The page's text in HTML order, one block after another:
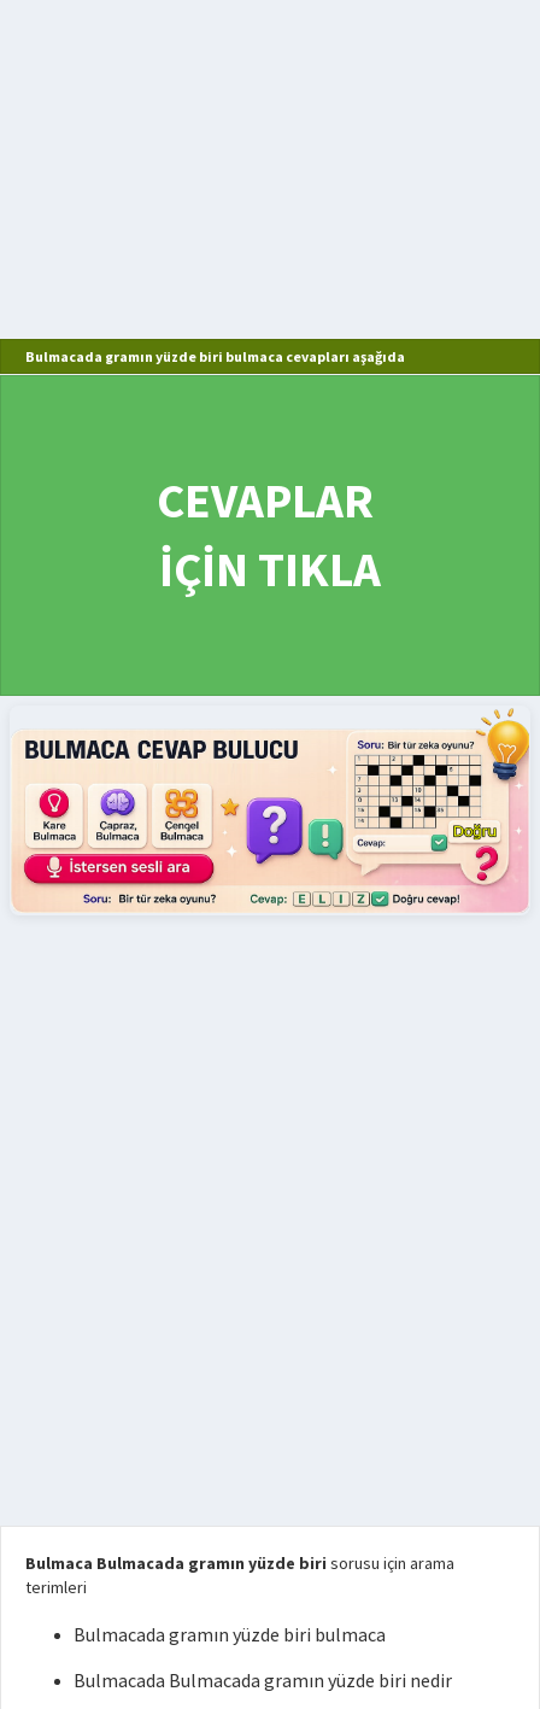
Bulmacada gramın yüzde biri bulmaca cevapları aşağıda
CEVAPLAR
İÇİN TIKLA
Bulmaca Bulmacada gramın yüzde biri sorusu için arama
terimleri
Bulmacada gramın yüzde biri bulmaca
Bulmacada Bulmacada gramın yüzde biri nedir